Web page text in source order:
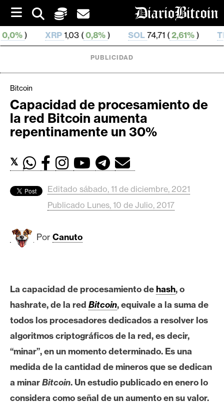
i
p
t
o
1,03 ( 0,8%) SOL74,71 ( 2,61%) TRX0,327 283
C
r
i
M
a
B
i
t
c
i
n
PUBLICIDAD
Bitcoin
Capacidad de procesamiento de
la red Bitcoin aumenta
repentinamente un 30%
𝕏
Editado sábado, 11 de diciembre, 2021
Publicado Lunes, 10 de Julio, 2017
Por Canuto
La capacidad de procesamiento dehash, o
hashrate, de la red Bitcoin, equivale a la suma de
todos los procesadores dedicados a resolver los
algoritmos criptográficos de la red, es decir,
“minar”, en un momento determinado. Es una
medida de la cantidad de mineros que se dedican
a minarBitcoin. Un estudio publicado en enero lo
considera como señal de un aumento en su valor.